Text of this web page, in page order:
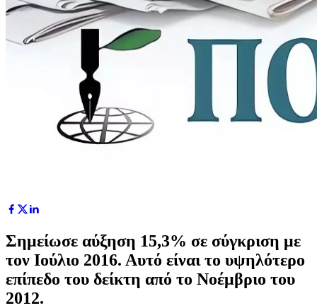
Σημείωσε αύξηση 15,3% σε σύγκριση με
τον Ιούλιο 2016. Αυτό είναι το υψηλότερο
επίπεδο του δείκτη από το Νοέμβριο του
2012.